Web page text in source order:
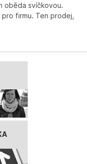
oběda svíčkovou.
firmu. Ten prodej,